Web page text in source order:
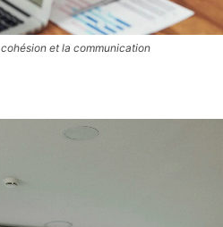
et la communication